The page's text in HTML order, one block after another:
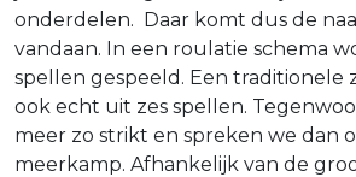
onderdelen. Daar komt dus de
vandaan. In een roulatie schema
spellen gespeeld. Een traditionele
ook echt uit zes spellen.
meer zo strikt en spreken we dan
meerkamp. Afhankelijk van de